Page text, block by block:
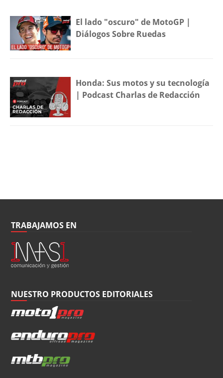
El lado "oscuro" de MotoGP |
Diálogos Sobre Ruedas
Honda: Sus motos y su tecnología
| Podcast Charlas de Redacción
TRABAJAMOS EN
NUESTRO PRODUCTOS EDITORIALES